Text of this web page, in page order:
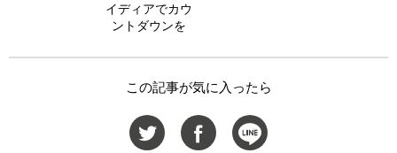
イディアでカウ
ントダウンを
この記事が気に入ったら